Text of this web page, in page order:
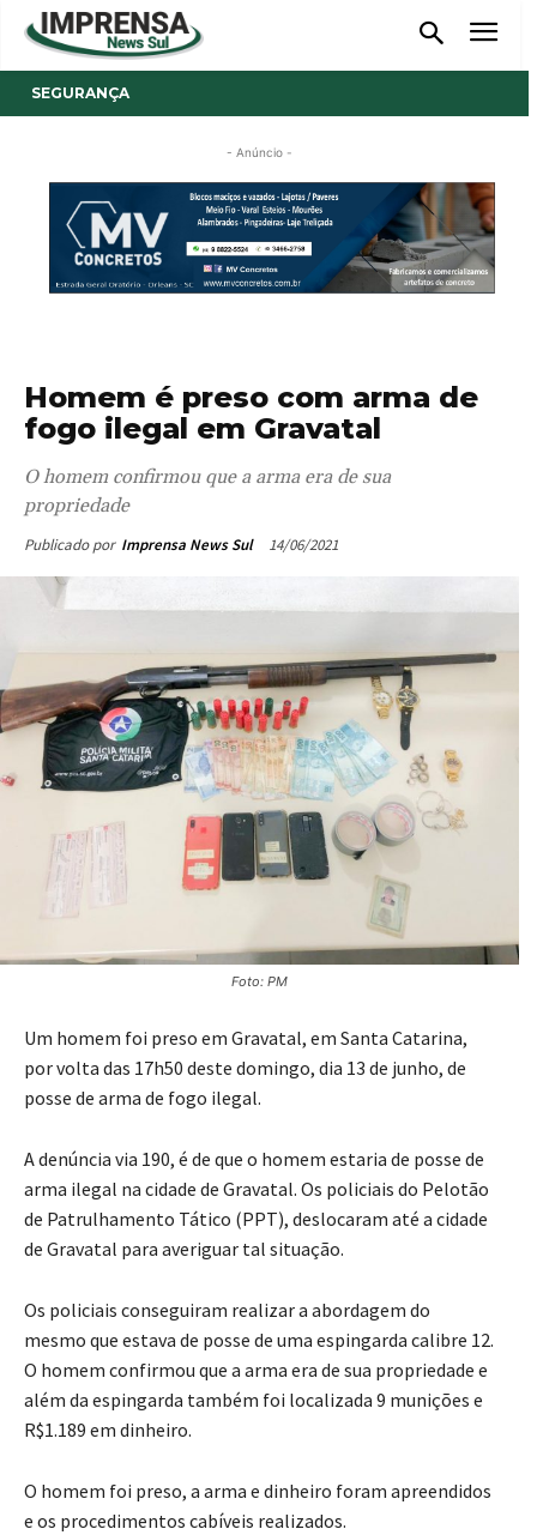
SEGURANÇA
- Anúncio -
Homem é preso com arma de
fogo ilegal em Gravatal
O homem confirmou que a arma era de sua
propriedade
Publicado por Imprensa News Sul 14/06/2021
Foto: PM
Um homem foi preso em Gravatal, em Santa Catarina,
por volta das 17h50 deste domingo, dia 13 de junho, de
posse de arma de fogo ilegal.
A denúncia via 190, é de que o homem estaria de posse de
arma ilegal na cidade de Gravatal. Os policiais do Pelotão
de Patrulhamento Tático (PPT), deslocaram até a cidade
de Gravatal para averiguar tal situação.
Os policiais conseguiram realizar a abordagem do
mesmo que estava de posse de uma espingarda calibre 12.
O homem confirmou que a arma era de sua propriedade e
além da espingarda também foi localizada 9 munições e
R$1.189 em dinheiro.
O homem foi preso, a arma e dinheiro foram apreendidos
e os procedimentos cabíveis realizados.